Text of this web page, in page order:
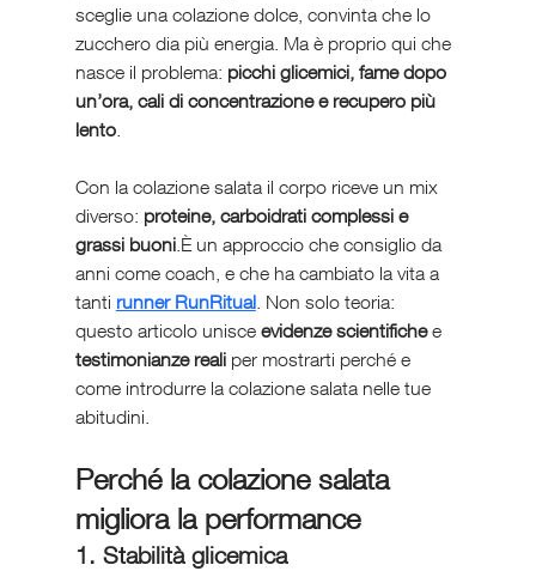
sceglie una colazione dolce, convinta che lo
zucchero dia più energia. Ma è proprio qui che
nasce il problema: picchi glicemici, fame dopo
un’ora, cali di concentrazione e recupero più
lento.
Con la colazione salata il corpo riceve un mix
diverso: proteine, carboidrati complessi e
grassi buoni.È un approccio che consiglio da
anni come coach, e che ha cambiato la vita a
tanti runner RunRitual. Non solo teoria:
questo articolo unisce evidenze scientifiche e
testimonianze reali per mostrarti perché e
come introdurre la colazione salata nelle tue
abitudini.
Perché la colazione salata
migliora la performance
1. Stabilità glicemica